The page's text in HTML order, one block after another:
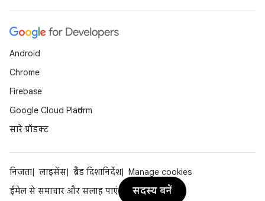
Android
Chrome
Firebase
Google Cloud Platform
सारे प्रॉडक्ट
निजता लाइसेंस ब्रैंड दिशानिर्देश
Manage cookies
ईमेल से समाचार और सलाह पाएं
सदस्य बनें